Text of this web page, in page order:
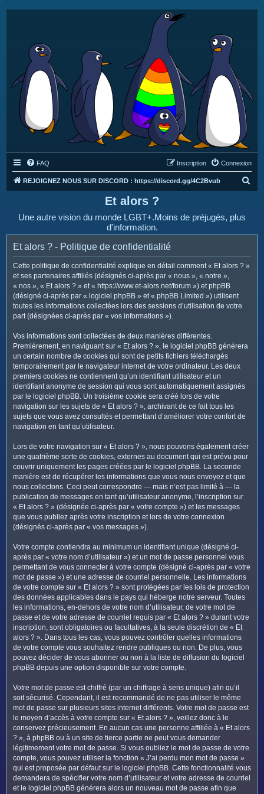
FAQ Connexion
Inscription
REJOIGNEZ NOUS SUR DISCORD : https://discord.gg/4C2Bvub
e
Et alors ?
Une autre vision du monde LGBT+.Moins de préjugés, plus
d'information.
Et alors ? - Politique de confidentialité
Cette politique de confidentialité explique en détail comment « Et alors ? »
et ses partenaires affiliés (désignés ci-après par « nous », « notre »,
« nos », « Et alors ? » et « https://www.et-alors.net/forum ») et phpBB
(désigné ci-après par « logiciel phpBB » et « phpBB Limited ») utilisent
toutes les informations collectées lors des sessions d’utilisation de votre
part (désignées ci-après par « vos informations »).
Vos informations sont collectées de deux manières différentes.
Premièrement, en naviguant sur « Et alors ? », le logiciel phpBB génèrera
un certain nombre de cookies qui sont de petits fichiers téléchargés
temporairement par le navigateur internet de votre ordinateur. Les deux
premiers cookies ne contiennent qu’un identifiant utilisateur et un
identifiant anonyme de session qui vous sont automatiquement assignés
par le logiciel phpBB. Un troisième cookie sera créé lors de votre
navigation sur les sujets de « Et alors ? », archivant de ce fait tous les
sujets que vous avez consultés et permettant d’améliorer votre confort de
navigation en tant qu’utilisateur.
Lors de votre navigation sur « Et alors ? », nous pouvons également créer
une quatrième sorte de cookies, externes au document qui est prévu pour
couvrir uniquement les pages créées par le logiciel phpBB. La seconde
manière est de récupérer les informations que vous nous envoyez et que
nous collectons. Ceci peut correspondre — mais n’est pas limité à — la
publication de messages en tant qu’utilisateur anonyme, l’inscription sur
« Et alors ? » (désignée ci-après par « votre compte ») et les messages
que vous publiez après votre inscription et lors de votre connexion
(désignés ci-après par « vos messages »).
Votre compte contiendra au minimum un identifiant unique (désigné ci-
après par « votre nom d’utilisateur ») et un mot de passe personnel vous
permettant de vous connecter à votre compte (désigné ci-après par « votre
mot de passe ») et une adresse de courriel personnelle. Les informations
de votre compte sur « Et alors ? » sont protégées par les lois de protection
des données applicables dans le pays qui héberge notre serveur. Toutes
les informations, en-dehors de votre nom d’utilisateur, de votre mot de
passe et de votre adresse de courriel requis par « Et alors ? » durant votre
inscription, sont obligatoires ou facultatives, à la seule discrétion de « Et
alors ? ». Dans tous les cas, vous pouvez contrôler quelles informations
de votre compte vous souhaitez rendre publiques ou non. De plus, vous
pouvez décider de vous abonner ou non à la liste de diffusion du logiciel
phpBB depuis une option disponible sur votre compte.
Votre mot de passe est chiffré (par un chiffrage à sens unique) afin qu’il
soit sécurisé. Cependant, il est recommandé de ne pas utiliser le même
mot de passe sur plusieurs sites internet différents. Votre mot de passe est
le moyen d’accès à votre compte sur « Et alors ? », veillez donc à le
conservez précieusement. En aucun cas une personne affiliée à « Et alors
? », à phpBB ou à un site de tierce partie ne peut vous demander
légitimement votre mot de passe. Si vous oubliez le mot de passe de votre
compte, vous pouvez utiliser la fonction « J’ai perdu mon mot de passe »
qui est proposée par défaut sur le logiciel phpBB. Cette fonctionnalité vous
demandera de spécifier votre nom d’utilisateur et votre adresse de courriel
et le logiciel phpBB générera alors un nouveau mot de passe afin que